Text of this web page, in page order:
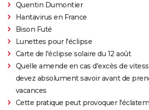
Quentin Dumontier
Hantavirus en France
Bison Futé
Lunettes pour l'éclipse
Carte de l'éclipse solaire du 12 août
Quelle amende en cas d'excès de
devez absolument savoir avant de
vacances
Cette pratique peut provoquer